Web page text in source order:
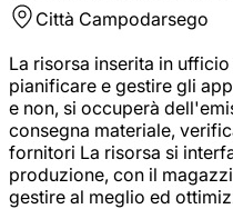
Città Campodarsego
La risorsa inserita in
pianificare e gestire gli
e non, si occuperà
consegna materiale,
fornitori La risorsa si
produzione, con il
gestire al meglio ed